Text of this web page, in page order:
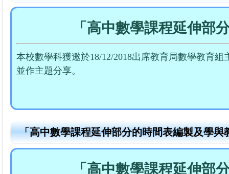
「高中數學課程延伸部
本校數學科獲邀於18/12/2018出席教育局數學教育
並作主題分享。
「高中數學課程延伸部分的時間表編製及學與
「高中數學課程延伸部